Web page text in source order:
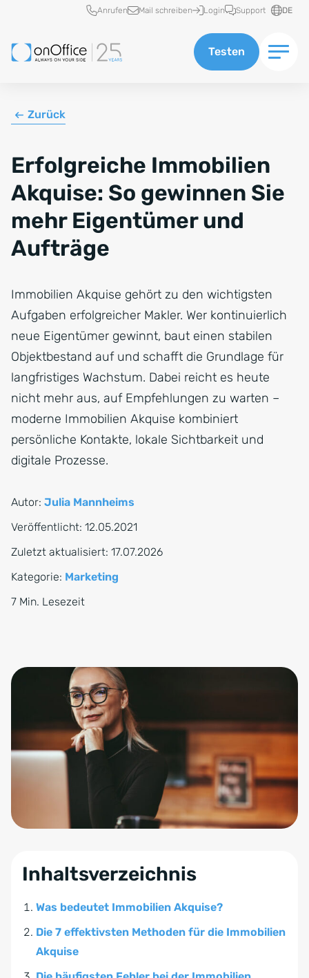
Schnellzugriff
Anrufen Mail schreiben Login Support DE
Testen
Zurück
Erfolgreiche Immobilien
Akquise: So gewinnen Sie
mehr Eigentümer und
Aufträge
Immobilien Akquise gehört zu den wichtigsten
Aufgaben erfolgreicher Makler. Wer kontinuierlich
neue Eigentümer gewinnt, baut einen stabilen
Objektbestand auf und schafft die Grundlage für
langfristiges Wachstum. Dabei reicht es heute
nicht mehr aus, auf Empfehlungen zu warten –
moderne Immobilien Akquise kombiniert
persönliche Kontakte, lokale Sichtbarkeit und
digitale Prozesse.
Autor: Julia Mannheims
Veröffentlicht: 12.05.2021
Zuletzt aktualisiert: 17.07.2026
Kategorie: Marketing
7 Min. Lesezeit
Inhaltsverzeichnis
Was bedeutet Immobilien Akquise?
Die 7 effektivsten Methoden für die Immobilien
Akquise